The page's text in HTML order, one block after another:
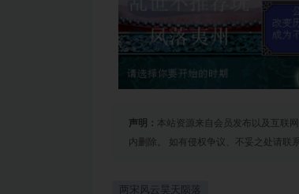
声明： 本站资源来自会员发布以及互联
内删除。 如有侵权争议、不妥之处请联
两宋风云昊天陨落